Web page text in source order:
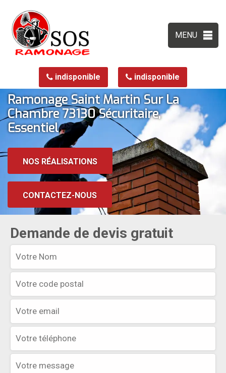
MENU
indisponible indisponible
Ramonage Saint Martin Sur La
Chambre 73130 Sécuritaire,
Essentiel
NOS RÉALISATIONS
CONTACTEZ-NOUS
Demande de devis gratuit